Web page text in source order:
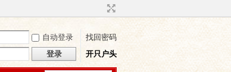
自动登录
找回密码
登录 开只户头